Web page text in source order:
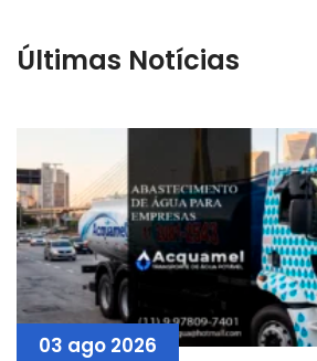
Últimas Notícias
03 ago 2026